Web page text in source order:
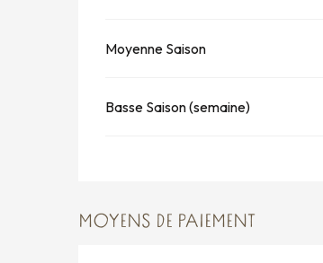
Moyenne Saison
Basse Saison (semaine)
MOYENS DE PAIEMENT